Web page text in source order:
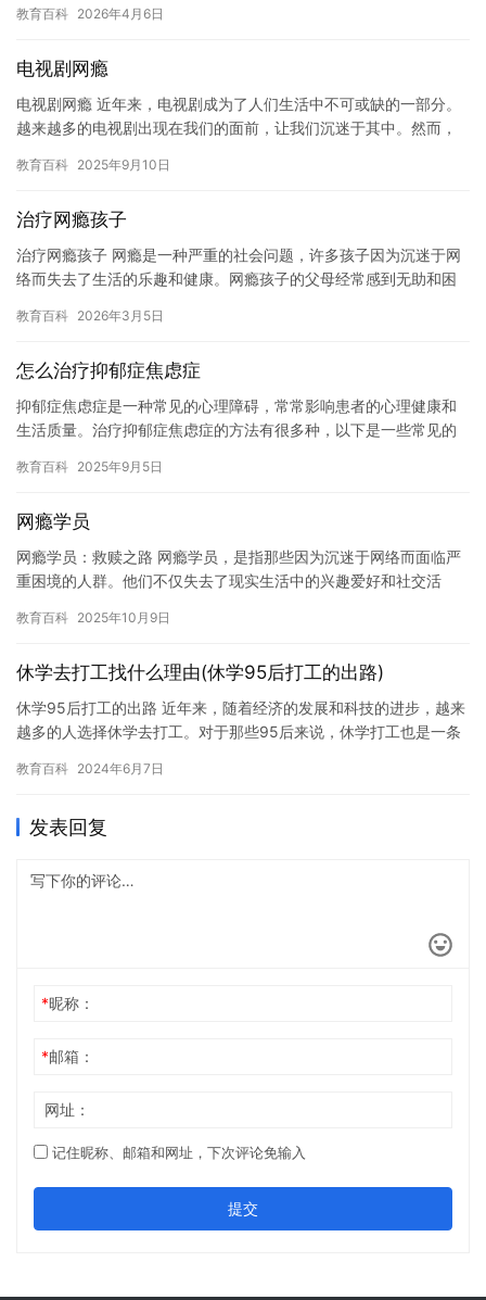
来。…
教育百科 2026年4月6日
电视剧网瘾
电视剧网瘾 近年来，电视剧成为了人们生活中不可或缺的一部分。
越来越多的电视剧出现在我们的面前，让我们沉迷于其中。然而，
响…
教育百科 2025年9月10日
治疗网瘾孩子
治疗网瘾孩子 网瘾是一种严重的社会问题，许多孩子因为沉迷于网
络而失去了生活的乐趣和健康。网瘾孩子的父母经常感到无助和困
子并…
教育百科 2026年3月5日
怎么治疗抑郁症焦虑症
抑郁症焦虑症是一种常见的心理障碍，常常影响患者的心理健康和
生活质量。治疗抑郁症焦虑症的方法有很多种，以下是一些常见的
法…
教育百科 2025年9月5日
网瘾学员
网瘾学员：救赎之路 网瘾学员，是指那些因为沉迷于网络而面临严
重困境的人群。他们不仅失去了现实生活中的兴趣爱好和社交活
助他们…
教育百科 2025年10月9日
休学去打工找什么理由(休学95后打工的出路)
休学95后打工的出路 近年来，随着经济的发展和科技的进步，越来
越多的人选择休学去打工。对于那些95后来说，休学打工也是一条
教育百科 2024年6月7日
发表回复
*昵称：
*邮箱：
网址：
记住昵称、邮箱和网址，下次评论免输入
提交